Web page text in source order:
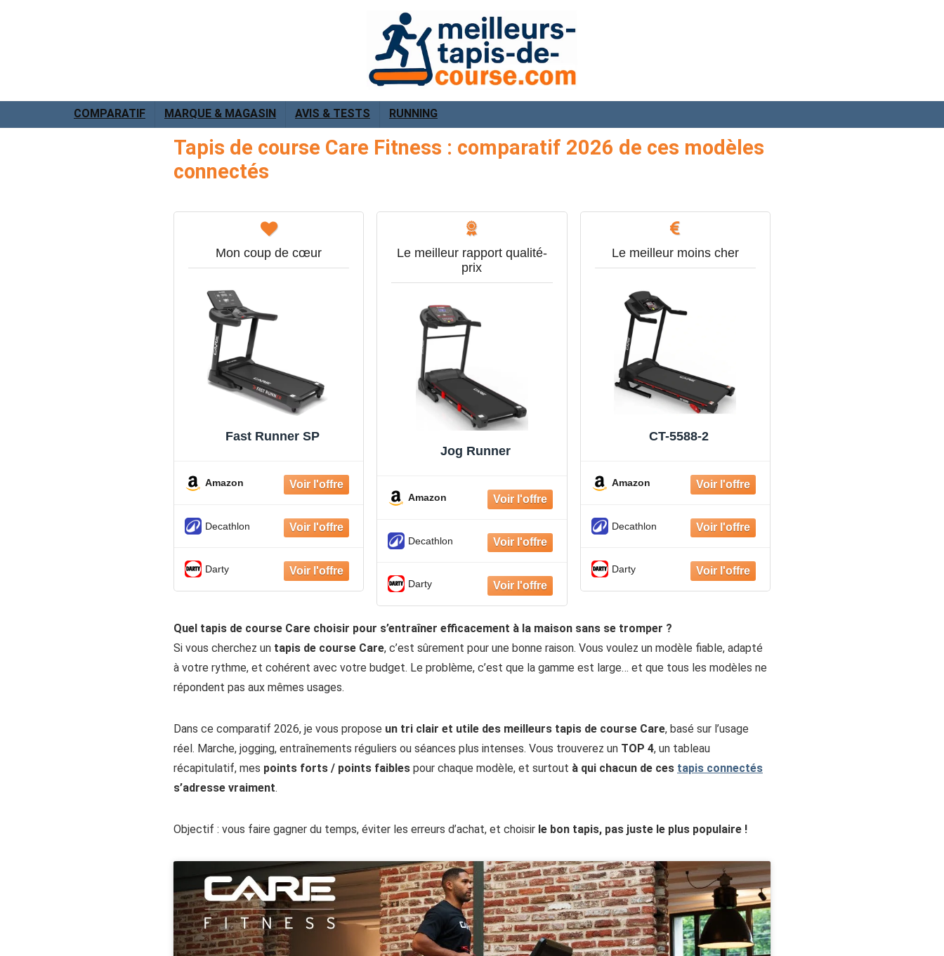
COMPARATIF MARQUE & MAGASIN AVIS & TESTS RUNNING
Tapis de course Care Fitness : comparatif 2026 de ces modèles
connectés
Mon coup de cœur
Fast Runner SP
Amazon
Decathlon
Darty
Le meilleur rapport qualité-
prix
Jog Runner
Amazon
Decathlon
Darty
Le meilleur moins cher
CT-5588-2
Amazon
Decathlon
Darty
Quel tapis de course Care choisir pour s’entraîner efficacement à la maison sans se tromper ?
Si vous cherchez un tapis de course Care, c’est sûrement pour une bonne raison. Vous voulez un modèle fiable, adapté
à votre rythme, et cohérent avec votre budget. Le problème, c’est que la gamme est large… et que tous les modèles ne
répondent pas aux mêmes usages.
Dans ce comparatif 2026, je vous propose un tri clair et utile des meilleurs tapis de course Care, basé sur l’usage
réel. Marche, jogging, entraînements réguliers ou séances plus intenses. Vous trouverez un TOP 4, un tableau
récapitulatif, mes points forts / points faibles pour chaque modèle, et surtout à qui chacun de ces tapis connectés
s’adresse vraiment.
Objectif : vous faire gagner du temps, éviter les erreurs d’achat, et choisir le bon tapis, pas juste le plus populaire !